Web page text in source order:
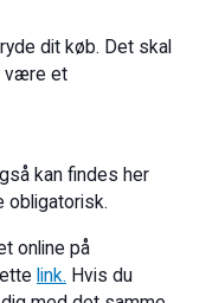
dit køb. Det skal
være et
kan findes her
obligatorisk.
online på
link. Hvis du